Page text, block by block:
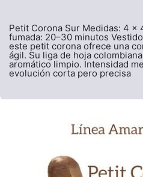
Petit Corona Sur Medidas: 4 x
fumada: 20–30 minutos
este petit corona ofrece una
ágil. Su liga de hoja
aromático limpio. Intensidad
evolución corta pero precisa